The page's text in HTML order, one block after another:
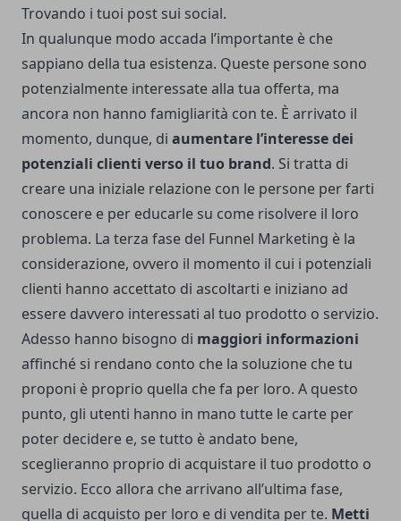
Trovando i tuoi post sui social.
In qualunque modo accada l’importante è che
sappiano della tua esistenza. Queste persone sono
potenzialmente interessate alla tua offerta, ma
ancora non hanno famigliarità con te. È arrivato il
momento, dunque, di aumentare l’interesse dei
potenziali clienti verso il tuo brand. Si tratta di
creare una iniziale relazione con le persone per farti
conoscere e per educarle su come risolvere il loro
problema. La terza fase del Funnel Marketing è la
considerazione, ovvero il momento il cui i potenziali
clienti hanno accettato di ascoltarti e iniziano ad
essere davvero interessati al tuo prodotto o servizio.
Adesso hanno bisogno di maggiori informazioni
affinché si rendano conto che la soluzione che tu
proponi è proprio quella che fa per loro. A questo
punto, gli utenti hanno in mano tutte le carte per
poter decidere e, se tutto è andato bene,
sceglieranno proprio di acquistare il tuo prodotto o
servizio. Ecco allora che arrivano all’ultima fase,
quella di acquisto per loro e di vendita per te. Metti